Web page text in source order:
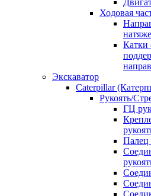
Ходовая
Катки
Экскаватор
Caterpillar
Рукоять/
ГЦ
Палец